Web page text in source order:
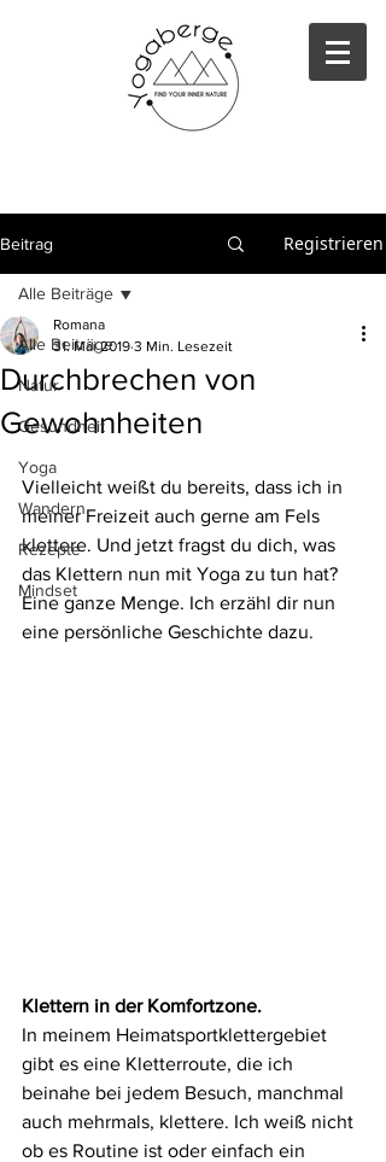
Beitrag Registrieren
Alle Beiträge
Natur
Gesundheit
Yoga
Wandern
Rezepte
Mindset
Alle Beiträge
Durchbrechen von
Gewohnheiten
Romana
31. Mai 2019 3 Min. Lesezeit
Vielleicht weißt du bereits, dass ich in
meiner Freizeit auch gerne am Fels
klettere. Und jetzt fragst du dich, was
das Klettern nun mit Yoga zu tun hat?
Eine ganze Menge. Ich erzähl dir nun
eine persönliche Geschichte dazu.
Klettern in der Komfortzone.
In meinem Heimatsportklettergebiet
gibt es eine Kletterroute, die ich
beinahe bei jedem Besuch, manchmal
auch mehrmals, klettere. Ich weiß nicht
ob es Routine ist oder einfach ein